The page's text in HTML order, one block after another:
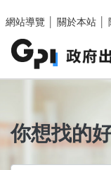
網站導覽
關於本站
你想找的